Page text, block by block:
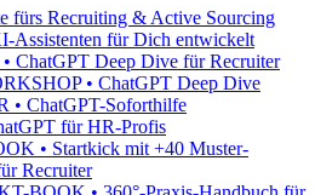
fürs Recruiting & Active Sourcing
Assistenten für Dich entwickelt
ChatGPT Deep Dive für Recruiter
• ChatGPT Deep Dive
• ChatGPT-Soforthilfe
für HR-Profis
• Startkick mit +40 Muster-
Recruiter